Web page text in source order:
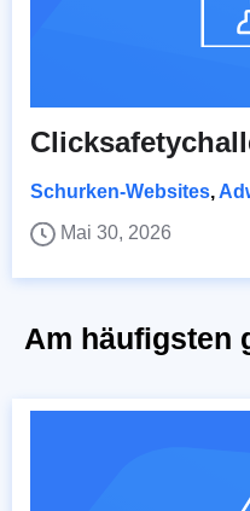
Schurken-Websites,
Mai 30, 2026
Am häufigsten